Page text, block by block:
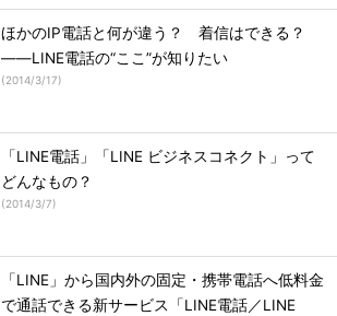
ほかのIP電話と何が違う？ 着信はできる？
――LINE電話の“ここ”が知りたい
(2014/3/17)
「LINE電話」「LINE ビジネスコネクト」って
どんなもの？
(2014/3/7)
「LINE」から国内外の固定・携帯電話へ低料金
で通話できる新サービス「LINE電話／LINE